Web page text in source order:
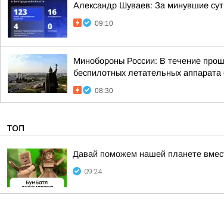
Александр Шуваев: За минувшие
09:10
Минобороны России: В течение
беспилотных летательных аппарата
08:30
ТОП
Давай поможем нашей планете
09:24